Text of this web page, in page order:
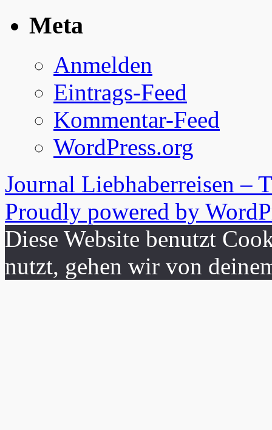
Meta
Anmelden
Eintrags-Feed
Kommentar-Feed
WordPress.org
Journal Liebhaberreisen –
Proudly powered by
Diese Website benutzt
nutzt, gehen wir von